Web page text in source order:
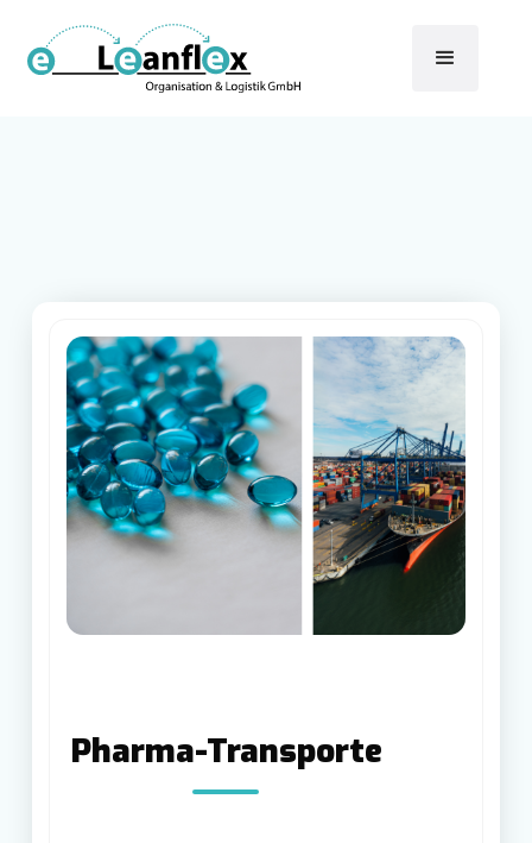
Pharma-Transporte